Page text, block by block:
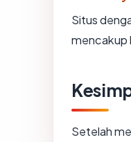
Situs
mencakup
Setelah